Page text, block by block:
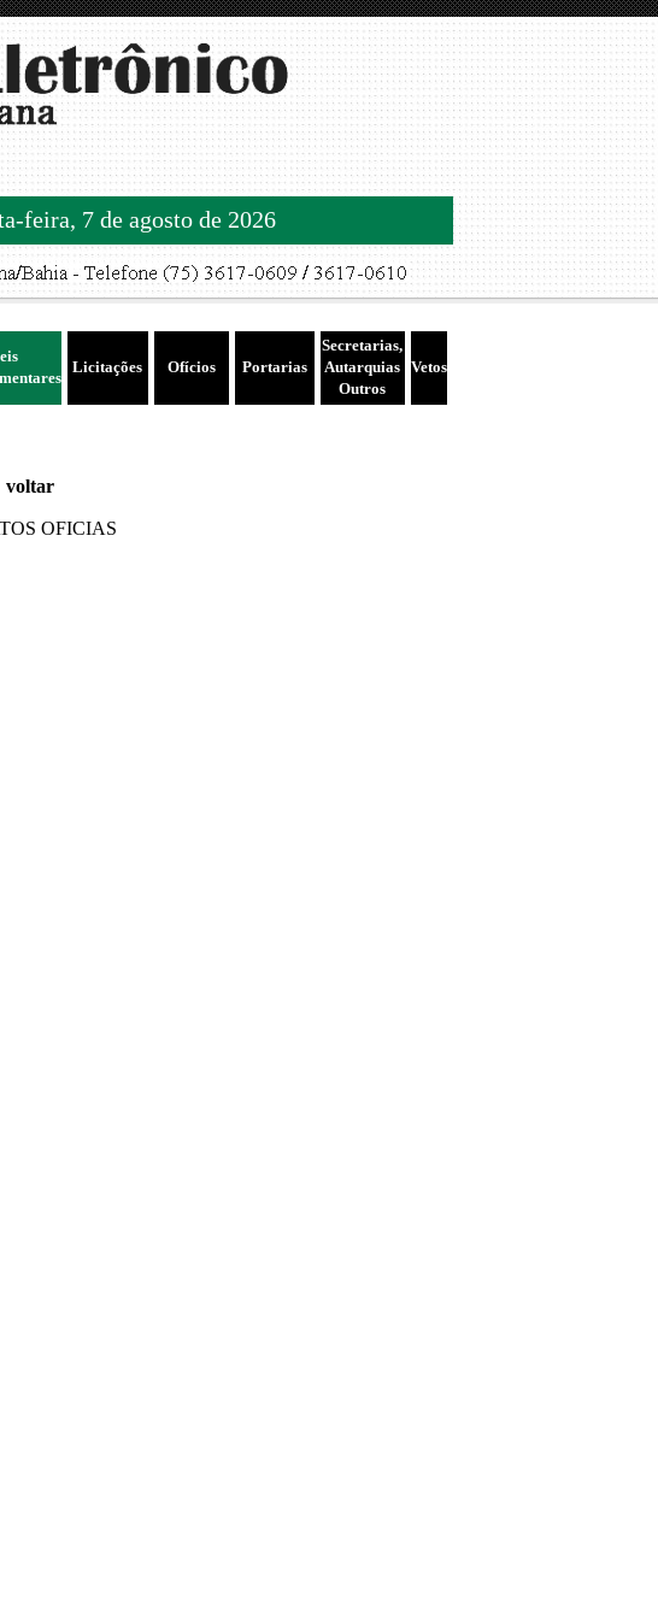
feira, 7 de agosto de 2026
Licitações Ofícios Portarias
Secretarias,
Autarquias
Outros
Vetos
voltar
OFICIAS